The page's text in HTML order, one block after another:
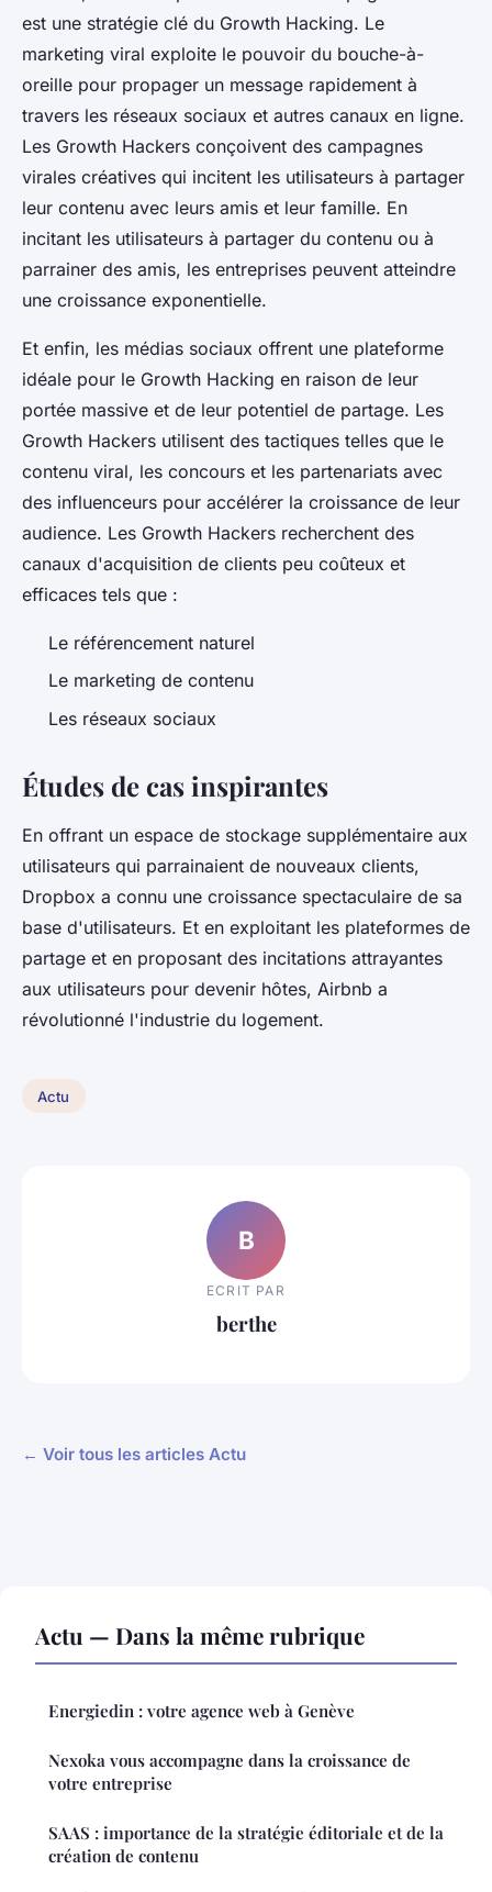
est une stratégie clé du Growth Hacking. Le
marketing viral exploite le pouvoir du bouche-à-
oreille pour propager un message rapidement à
travers les réseaux sociaux et autres canaux en ligne.
Les Growth Hackers conçoivent des campagnes
virales créatives qui incitent les utilisateurs à partager
leur contenu avec leurs amis et leur famille. En
incitant les utilisateurs à partager du contenu ou à
parrainer des amis, les entreprises peuvent atteindre
une croissance exponentielle.
Et enfin, les médias sociaux offrent une plateforme
idéale pour le Growth Hacking en raison de leur
portée massive et de leur potentiel de partage. Les
Growth Hackers utilisent des tactiques telles que le
contenu viral, les concours et les partenariats avec
des influenceurs pour accélérer la croissance de leur
audience. Les Growth Hackers recherchent des
canaux d'acquisition de clients peu coûteux et
efficaces tels que :
Le référencement naturel
Le marketing de contenu
Les réseaux sociaux
Études de cas inspirantes
En offrant un espace de stockage supplémentaire aux
utilisateurs qui parrainaient de nouveaux clients,
Dropbox a connu une croissance spectaculaire de sa
base d'utilisateurs. Et en exploitant les plateformes de
partage et en proposant des incitations attrayantes
aux utilisateurs pour devenir hôtes, Airbnb a
révolutionné l'industrie du logement.
Actu
B
ECRIT PAR
berthe
← Voir tous les articles Actu
Actu — Dans la même rubrique
Energiedin : votre agence web à Genève
Nexoka vous accompagne dans la croissance de
votre entreprise
SAAS : importance de la stratégie éditoriale et de la
création de contenu